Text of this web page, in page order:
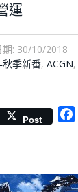
運
期: 30/10/2018
秋季新番, ACGN,
Post